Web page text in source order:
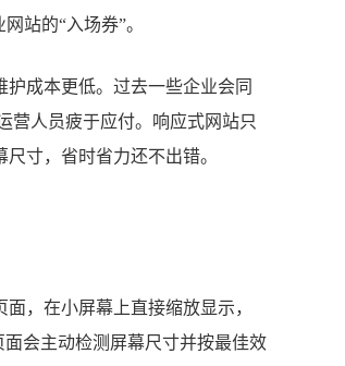
站的“入场券”。
成本更低。过去一些企业会同
营人员疲于应付。响应式网站只
寸，省时省力还不出错。
，在小屏幕上直接缩放显示，
会主动检测屏幕尺寸并按最佳效